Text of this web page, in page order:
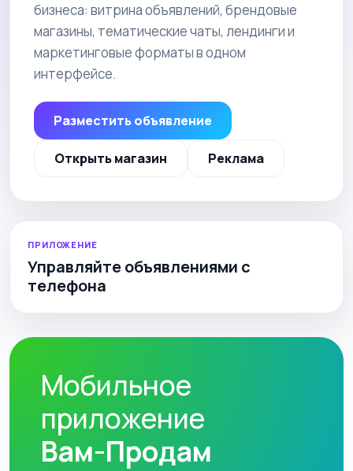
бизнеса: витрина объявлений, брендовые
магазины, тематические чаты, лендинги и
маркетинговые форматы в одном
интерфейсе.
Разместить объявление
Открыть магазин Реклама
ПРИЛОЖЕНИЕ
Управляйте объявлениями с
телефона
Мобильное
приложение
Вам-Продам